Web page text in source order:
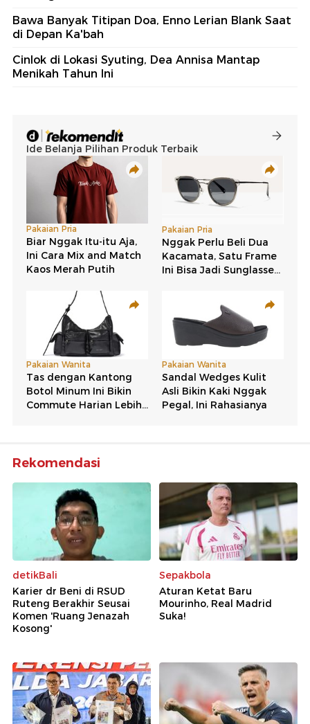
Bawa Banyak Titipan Doa, Enno Lerian Blank Saat
di Depan Ka'bah
Cinlok di Lokasi Syuting, Dea Annisa Mantap
Menikah Tahun Ini
Rekomendasi
detikBali
Karier dr Beni di RSUD
Ruteng Berakhir Seusai
Komen 'Ruang Jenazah
Kosong'
Sepakbola
Aturan Ketat Baru
Mourinho, Real Madrid
Suka!